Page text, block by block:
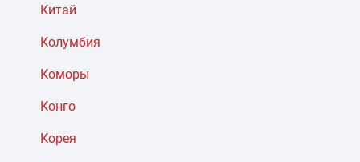
Китай
Колумбия
Коморы
Конго
Корея